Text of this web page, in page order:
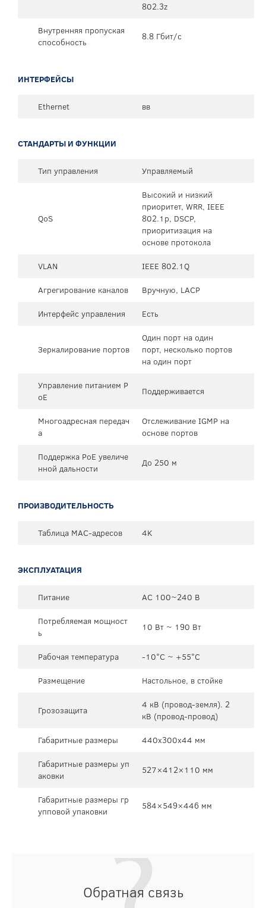
802.3z
Внутренняя пропуская
способность
8.8 Гбит/с
ИНТЕРФЕЙСЫ
Ethernet вв
СТАНДАРТЫ И ФУНКЦИИ
Тип управления Управляемый
QoS
Высокий и низкий
приоритет, WRR, IEEE
802.1p, DSCP,
приоритизация на
основе протокола
VLAN
IEEE 802.1Q
Агрегирование каналов
Вручную, LACP
Интерфейс управления
Есть
Зеркалирование портов
Один порт на один
порт, несколько портов
на один порт
Управление питанием P
oE
Поддерживается
Многоадресная передач
а
Отслеживание IGMP на
основе портов
Поддержка PoE увеличе
нной дальности
До 250 м
ПРОИЗВОДИТЕЛЬНОСТЬ
Таблица MAC-адресов 4K
ЭКСПЛУАТАЦИЯ
Питание
AC 100~240 В
Потребляемая мощност
ь
10 Вт ~ 190 Вт
Рабочая температура
-10°C ~ +55°C
Размещение
Настольное, в стойке
Грозозащита
4 кВ (провод-земля). 2
кВ (провод-провод)
Габаритные размеры
440x300x44 мм
Габаритные размеры уп
аковки
527×412×110 мм
Габаритные размеры гр
упповой упаковки
584×549×446 мм
Обратная связь